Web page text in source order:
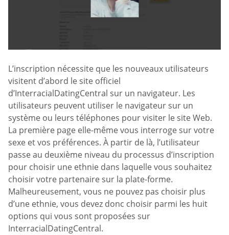
L’inscription nécessite que les nouveaux utilisateurs
visitent d’abord le site officiel
d’InterracialDatingCentral sur un navigateur. Les
utilisateurs peuvent utiliser le navigateur sur un
système ou leurs téléphones pour visiter le site Web.
La première page elle-même vous interroge sur votre
sexe et vos préférences. À partir de là, l’utilisateur
passe au deuxième niveau du processus d’inscription
pour choisir une ethnie dans laquelle vous souhaitez
choisir votre partenaire sur la plate-forme.
Malheureusement, vous ne pouvez pas choisir plus
d’une ethnie, vous devez donc choisir parmi les huit
options qui vous sont proposées sur
InterracialDatingCentral.